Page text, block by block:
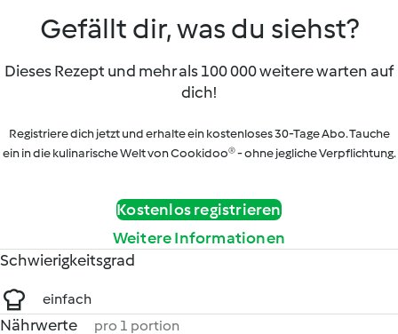
Gefällt dir, was du siehst?
Dieses Rezept und mehr als 100 000 weitere warten auf
dich!
Registriere dich jetzt und erhalte ein kostenloses 30-Tage Abo. Tauche
ein in die kulinarische Welt von Cookidoo® - ohne jegliche Verpflichtung.
Kostenlos registrieren
Weitere Informationen
Schwierigkeitsgrad
einfach
Nährwerte pro 1 portion